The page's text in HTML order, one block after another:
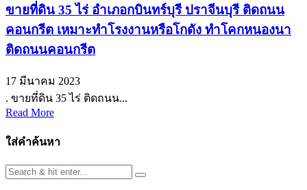
ขายที่ดิน 35 ไร่ อำเภอกบินทร์บุรี ปราจีนบุรี ติดถนน
คอนกรีต เหมาะทำโรงงานหรือโกดัง ทำโคกหนองนา
ติดถนนคอนกรีต
17 มีนาคม 2023
. ขายที่ดิน 35 ไร่ ติดถนน...
Read More
ใส่คำค้นหา